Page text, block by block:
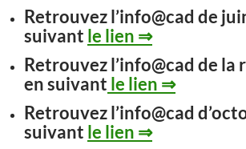
Retrouvez l’info@cad de
suivant le lien ⇒
Retrouvez l’info@cad de
en suivant le lien ⇒
Retrouvez l’info@cad
suivant le lien ⇒